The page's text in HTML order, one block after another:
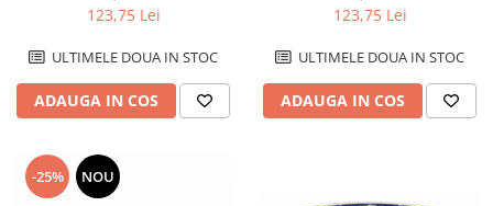
123,75 Lei
ULTIMELE DOUA IN STOC
ADAUGA IN COS
123,75 Lei
ULTIMELE DOUA IN STOC
ADAUGA IN COS
-25% NOU